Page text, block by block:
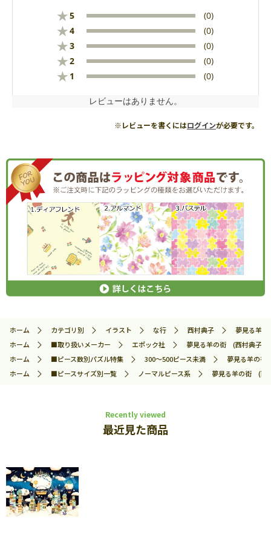
★5 (0)
★4 (0)
★3 (0)
★2 (0)
★ 1 (0)
レビューはありません。
※レビューを書くにはログインが必要です。
ホーム カテゴリ別 イラスト な行 西村典子
夢見る羊
ホーム
■取り扱いメーカー エポック社
夢見る羊の街 (西村典子)
ホーム
■ピース数別パズル特集 300～500ピース未満
夢見る羊の
ホーム
■ピースサイズ別一覧 ノーマルピース系 夢見る羊の街 (西
Recently viewed
最近見た商品